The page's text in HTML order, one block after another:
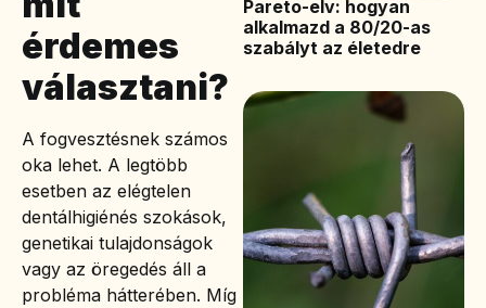
érdemes
választani?
A fogvesztésnek számos
oka lehet. A legtöbb
esetben az elégtelen
dentálhigiénés szokások,
genetikai tulajdonságok
vagy az öregedés áll a
probléma hátterében. Míg
Pareto-elv: hogyan
alkalmazd a 80/20-as
szabályt az életedre